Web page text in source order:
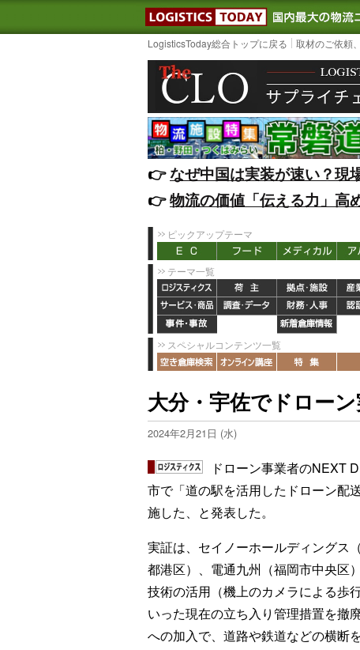
LOGISTICS
LogisticsToday総合トップに戻る 取材のご依頼
👉️なぜ中国は実装が速い？現
👉️物流の価値「伝える力」高
ピックアップテーマ
テーマ一覧
スペシャルコンテンツ一覧
大分・宇佐でドロー
2024年2月21日 (水)
ドローン事業者のNEXT
市で「道の駅を活用したドローン配
施した、と発表した。
実証は、セイノーホールディングス
都港区）、電通九州（福岡市中央区
技術の活用（機上のカメラによる歩
いった現在の立ち入り管理措置を撤
への加入で、道路や鉄道などの横断